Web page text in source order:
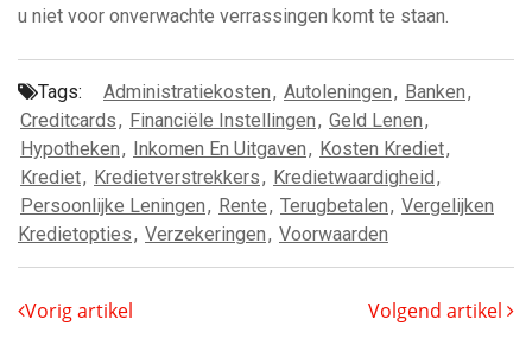
u niet voor onverwachte verrassingen komt te staan.
Tags: Administratiekosten, Autoleningen, Banken,
Creditcards, Financiële Instellingen, Geld Lenen,
Hypotheken, Inkomen En Uitgaven, Kosten Krediet,
Krediet, Kredietverstrekkers, Kredietwaardigheid,
Persoonlijke Leningen, Rente, Terugbetalen, Vergelijken
Kredietopties, Verzekeringen, Voorwaarden
Vorig artikel Volgend artikel